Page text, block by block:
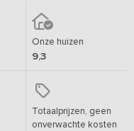
Onze huizen
9,3
Totaalprijzen, geen
onverwachte kosten